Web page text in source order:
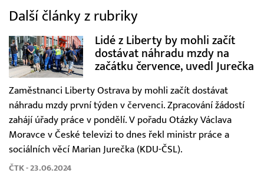
Další články z rubriky
Lidé z Liberty by mohli začít
dostávat náhradu mzdy na
začátku července, uvedl Jurečka
Zaměstnanci Liberty Ostrava by mohli začít dostávat
náhradu mzdy první týden v červenci. Zpracování žádostí
zahájí úřady práce v pondělí. V pořadu Otázky Václava
Moravce v České televizi to dnes řekl ministr práce a
sociálních věcí Marian Jurečka (KDU-ČSL).
ČTK - 23.06.2024